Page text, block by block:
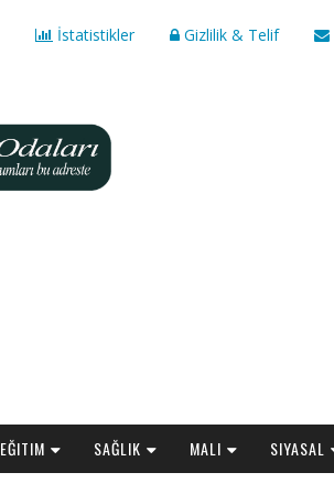
İstatistikler Gizlilik & Telif
EĞITIM SAĞLIK MALI SIYASAL